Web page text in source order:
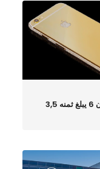
بالفيديو : أيفون 6 يبلغ ثمنه 3,5